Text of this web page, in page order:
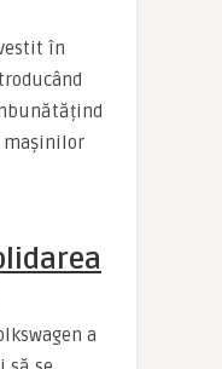
în
mașinilor
a